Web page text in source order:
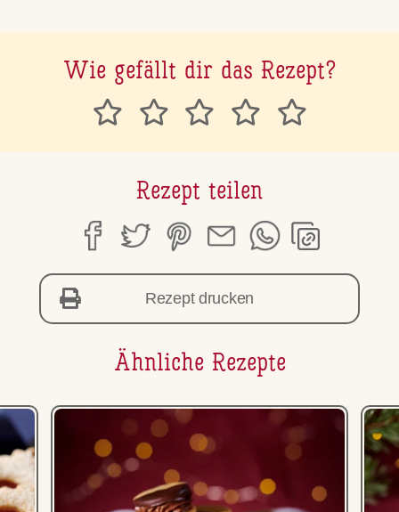
Wie gefällt dir das Rezept?
Rezept teilen
Rezept drucken
Ähnliche Rezepte